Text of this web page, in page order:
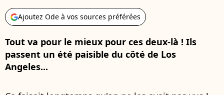
Ajoutez Ode à vos sources préférées
Tout va pour le mieux pour ces deux-là ! Ils
passent un été paisible du côté de Los
Angeles...